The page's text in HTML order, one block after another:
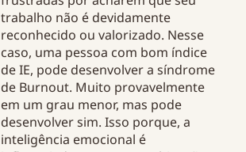
trabalho não é devidamente
reconhecido ou valorizado. Nesse
caso, uma pessoa com bom índice
de IE, pode desenvolver a síndrome
de Burnout. Muito provavelmente
em um grau menor, mas pode
desenvolver sim. Isso porque, a
inteligência emocional é